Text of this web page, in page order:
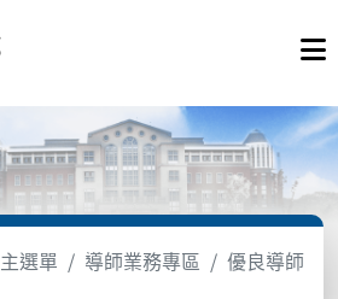
主選單 導師業務專區 優良導師